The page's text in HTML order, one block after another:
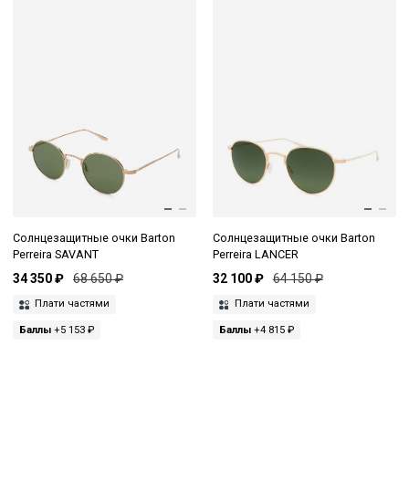
Солнцезащитные очки Barton
Perreira SAVANT
34 350 ₽ 68 650 ₽
Плати частями
Баллы +5 153 ₽
Солнцезащитные очки Barton
Perreira LANCER
32 100 ₽ 64 150 ₽
Плати частями
Баллы+4 815 ₽